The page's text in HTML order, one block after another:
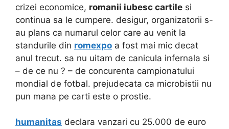
crizei economice, romanii iubesc cartile si
continua sa le cumpere. desigur, organizatorii s-
au plans ca numarul celor care au venit la
standurile din romexpo a fost mai mic decat
anul trecut. sa nu uitam de canicula infernala si
– de ce nu ? – de concurenta campionatului
mondial de fotbal. prejudecata ca microbistii nu
pun mana pe carti este o prostie.
humanitas declara vanzari cu 25.000 de euro